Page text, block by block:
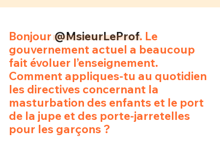
Bonjour@MsieurLeProf. Le
gouvernement actuel a beaucoup
fait évoluer l’enseignement.
Comment appliques-tu au quotidien
les directives concernant la
masturbation des enfants et le port
de la jupe et des porte-jarretelles
pour les garçons ?
JE M'INSCRIS
MOT DE PASSE Mot de passe perdu ?
CONNEXION
M'INSCRIRE
ME CONNECTER
Un Thread
C'EST PARTI